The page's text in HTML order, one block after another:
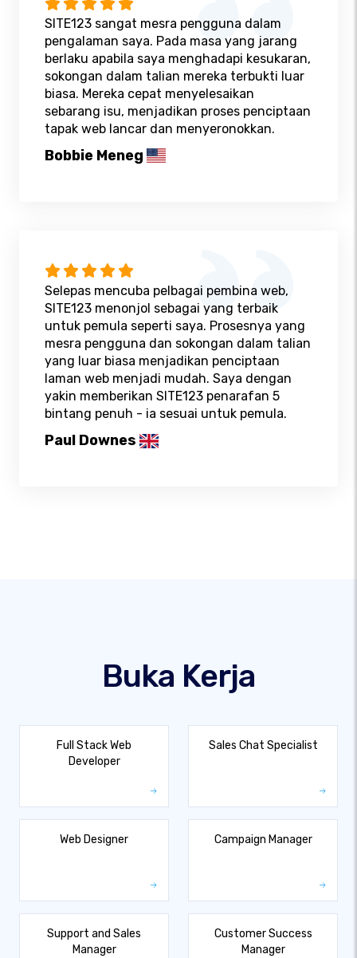
SITE123 sangat mesra pengguna dalam
pengalaman saya. Pada masa yang jarang
berlaku apabila saya menghadapi kesukaran,
sokongan dalam talian mereka terbukti luar
biasa. Mereka cepat menyelesaikan
sebarang isu, menjadikan proses penciptaan
tapak web lancar dan menyeronokkan.
Bobbie Meneg
Selepas mencuba pelbagai pembina web,
SITE123 menonjol sebagai yang terbaik
untuk pemula seperti saya. Prosesnya yang
mesra pengguna dan sokongan dalam talian
yang luar biasa menjadikan penciptaan
laman web menjadi mudah. Saya dengan
yakin memberikan SITE123 penarafan 5
bintang penuh - ia sesuai untuk pemula.
Paul Downes
Buka Kerja
Full Stack Web
Developer
Sales Chat Specialist
Web Designer Campaign Manager
Support and Sales
Manager
Customer Success
Manager